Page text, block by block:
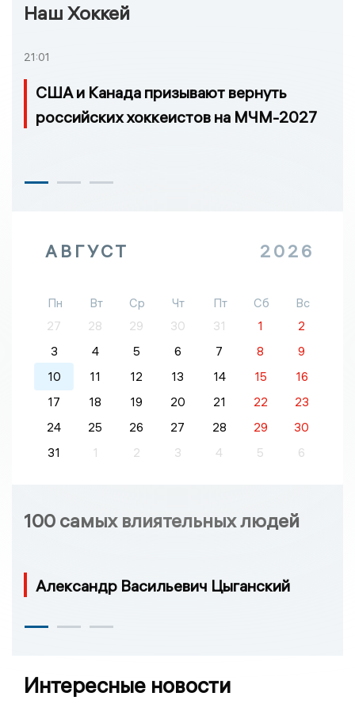
Наш Хоккей
21:01
США и Канада призывают вернуть
российских хоккеистов на МЧМ-2027
АВГУСТ 2026
Пн Вт Ср Чт Пт Сб
Вс
27
28 29 30 31 1
2
3
4 5 6 7 8
9
10
11 12 13 14 15
16
17
18 19 20 21 22
23
24
25 26 27 28 29
30
31
1 2 3 4 5 6
100 самых влиятельных людей
Александр Васильевич Цыганский
Интересные новости